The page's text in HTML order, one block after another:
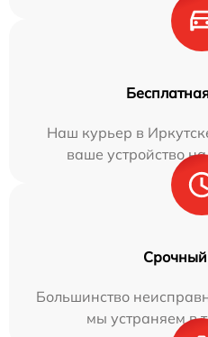
Наш курьер в
ваше устройство
Большинство
мы устраняем в